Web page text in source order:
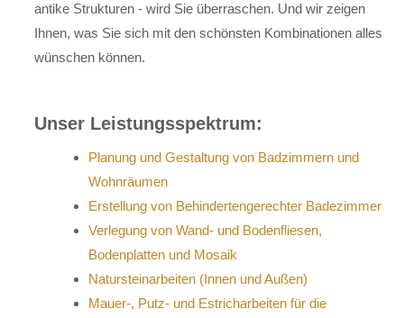
antike Strukturen - wird Sie überraschen. Und wir zeigen
Ihnen, was Sie sich mit den schönsten Kombinationen alles
wünschen können.
Unser Leistungsspektrum:
Planung und Gestaltung von Badzimmern und
Wohnräumen
Erstellung von Behindertengerechter Badezimmer
Verlegung von Wand- und Bodenfliesen,
Bodenplatten und Mosaik
Natursteinarbeiten (Innen und Außen)
Mauer-, Putz- und Estricharbeiten für die